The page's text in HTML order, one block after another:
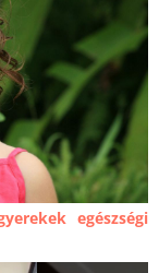
egészségi